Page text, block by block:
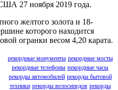
27 ноября 2019 года.
желтого золота и 18-
которого находится
огранки весом 4,20 карата.
рекордные монументы рекордные мосты
рекордные телефоны рекордные часы
рекорды автомобилей рекорды бытовой
техники рекорды велосипедов рекорды